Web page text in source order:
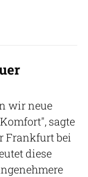
wir neue
sagte
Frankfurt bei
diese